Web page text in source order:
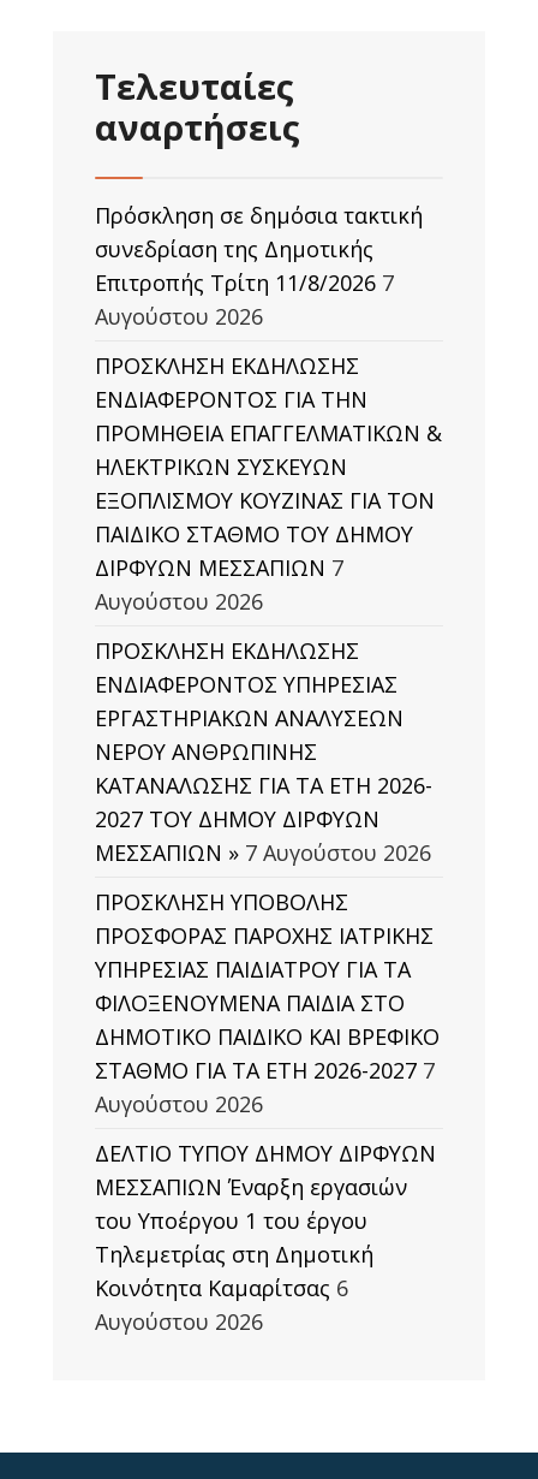
Τελευταίες
αναρτήσεις
Πρόσκληση σε δημόσια τακτική
συνεδρίαση της Δημοτικής
Επιτροπής Τρίτη 11/8/2026 7
Αυγούστου 2026
ΠΡΟΣΚΛΗΣΗ ΕΚΔΗΛΩΣΗΣ
ΕΝΔΙΑΦΕΡΟΝΤΟΣ ΓΙΑ ΤΗΝ
ΠΡΟΜΗΘΕΙΑ ΕΠΑΓΓΕΛΜΑΤΙΚΩΝ &
ΗΛΕΚΤΡΙΚΩΝ ΣΥΣΚΕΥΩΝ
ΕΞΟΠΛΙΣΜΟΥ ΚΟΥΖΙΝΑΣ ΓΙΑ ΤΟΝ
ΠΑΙΔΙΚΟ ΣΤΑΘΜΟ ΤΟΥ ΔΗΜΟΥ
ΔΙΡΦΥΩΝ ΜΕΣΣΑΠΙΩΝ 7
Αυγούστου 2026
ΠΡΟΣΚΛΗΣΗ ΕΚΔΗΛΩΣΗΣ
ΕΝΔΙΑΦΕΡΟΝΤΟΣ ΥΠΗΡΕΣΙΑΣ
ΕΡΓΑΣΤΗΡΙΑΚΩΝ ΑΝΑΛΥΣΕΩΝ
ΝΕΡΟΥ ΑΝΘΡΩΠΙΝΗΣ
ΚΑΤΑΝΑΛΩΣΗΣ ΓΙΑ ΤΑ ΕΤΗ 2026-
2027 ΤΟΥ ΔΗΜΟΥ ΔΙΡΦΥΩΝ
ΜΕΣΣΑΠΙΩΝ » 7 Αυγούστου 2026
ΠΡΟΣΚΛΗΣΗ ΥΠΟΒΟΛΗΣ
ΠΡΟΣΦΟΡΑΣ ΠΑΡΟΧΗΣ ΙΑΤΡΙΚΗΣ
ΥΠΗΡΕΣΙΑΣ ΠΑΙΔΙΑΤΡΟΥ ΓΙΑ ΤΑ
ΦΙΛΟΞΕΝΟΥΜΕΝΑ ΠΑΙΔΙΑ ΣΤΟ
ΔΗΜΟΤΙΚΟ ΠΑΙΔΙΚΟ ΚΑΙ ΒΡΕΦΙΚΟ
ΣΤΑΘΜΟ ΓΙΑ ΤΑ ΕΤΗ 2026-2027 7
Αυγούστου 2026
ΔΕΛΤΙΟ ΤΥΠΟΥ ΔΗΜΟΥ ΔΙΡΦΥΩΝ
ΜΕΣΣΑΠΙΩΝ Έναρξη εργασιών
του Υποέργου 1 του έργου
Τηλεμετρίας στη Δημοτική
Κοινότητα Καμαρίτσας 6
Αυγούστου 2026